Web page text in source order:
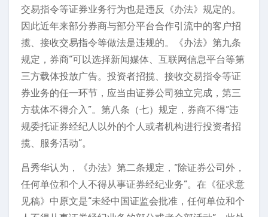
交易指令等证券业务行为也是违反《办法》规定的。
因此近年来部分券商与部分平台合作引流中的客户招
揽、接收交易指令等做法是违规的。《办法》第九条
规定，券商“可以选择新闻媒体、互联网信息平台等第
三方载体投放广告。投资者招揽、接收交易指令等证
券业务的任一环节，应当由证券公司独立完成，第三
方载体不得介入”。第八条（七）规定，券商不得“违
规委托证券经纪人以外的个人或者机构进行投资者招
揽、服务活动”。
吕秀华认为，《办法》第二条规定，“除证券公司外，
任何单位和个人不得从事证券经纪业务”。在《征求意
见稿》中原文是“未经中国证监会批准，任何单位和个